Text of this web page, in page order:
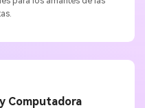
Computadora